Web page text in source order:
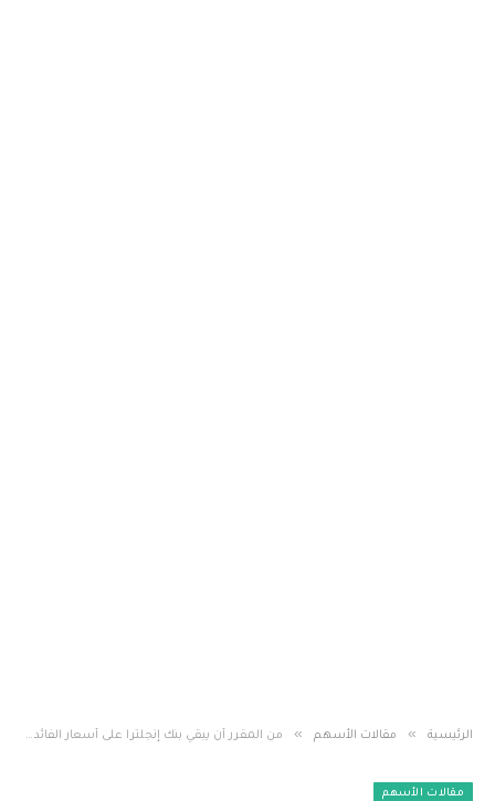
الرئيسية » مقالات الأسهم » من المقرر أن يبقي بنك إنجلترا على أسعار الفائدة بينما تتجه أوروبا نحو تباين بنك الاحتياطي الفيدرالي
مقالات الأسهم